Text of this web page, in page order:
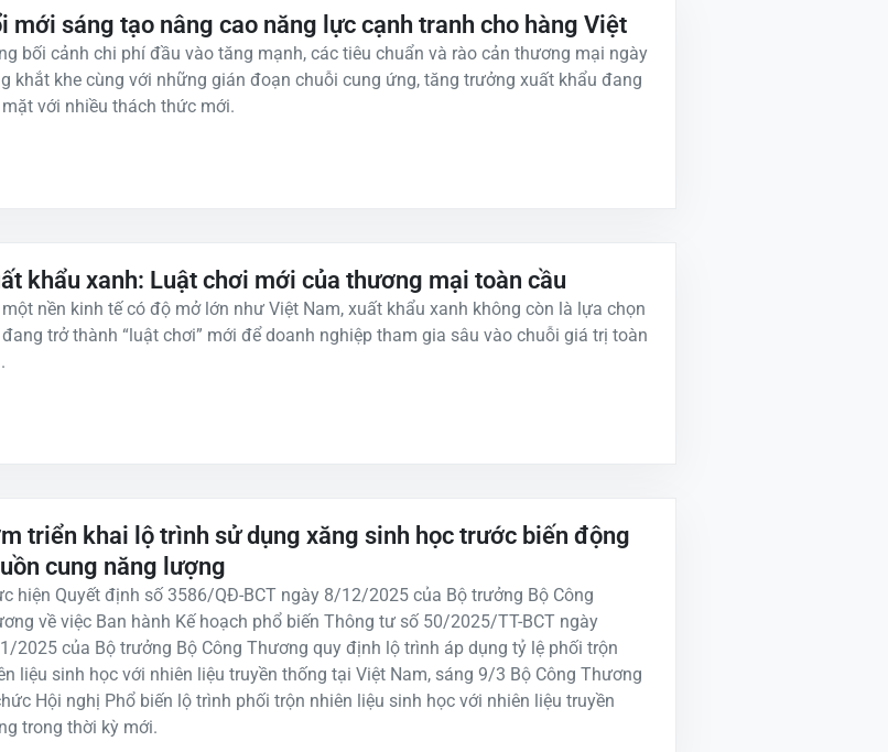
mới sáng tạo nâng cao năng lực cạnh tranh cho hàng Việt
bối cảnh chi phí đầu vào tăng mạnh, các tiêu chuẩn và rào cản thương mại ngày
khắt khe cùng với những gián đoạn chuỗi cung ứng, tăng trưởng xuất khẩu đang
với nhiều thách thức mới.
khẩu xanh: Luật chơi mới của thương mại toàn cầu
nền kinh tế có độ mở lớn như Việt Nam, xuất khẩu xanh không còn là lựa chọn
trở thành “luật chơi” mới để doanh nghiệp tham gia sâu vào chuỗi giá trị toàn
triển khai lộ trình sử dụng xăng sinh học trước biến động
cung năng lượng
hiện Quyết định số 3586/QĐ-BCT ngày 8/12/2025 của Bộ trưởng Bộ Công
về việc Ban hành Kế hoạch phổ biến Thông tư số 50/2025/TT-BCT ngày
2025 của Bộ trưởng Bộ Công Thương quy định lộ trình áp dụng tỷ lệ phối trộn
liệu sinh học với nhiên liệu truyền thống tại Việt Nam, sáng 9/3 Bộ Công Thương
Hội nghị Phổ biến lộ trình phối trộn nhiên liệu sinh học với nhiên liệu truyền
trong thời kỳ mới.